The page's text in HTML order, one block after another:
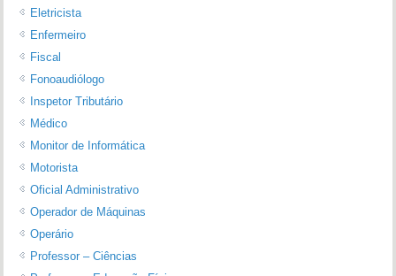
Eletricista
Enfermeiro
Fiscal
Fonoaudiólogo
Inspetor Tributário
Médico
Monitor de Informática
Motorista
Oficial Administrativo
Operador de Máquinas
Operário
Professor – Ciências